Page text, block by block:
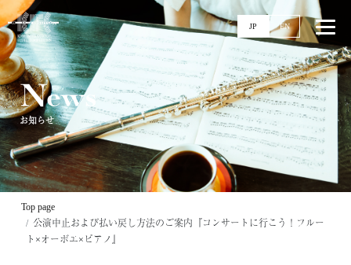
JP EN
News
お知らせ
Top page
公演中止および払い戻し方法のご案内『コンサートに行こう！フルー
ト×オーボエ×ピアノ』
Top
News
Events
Stories